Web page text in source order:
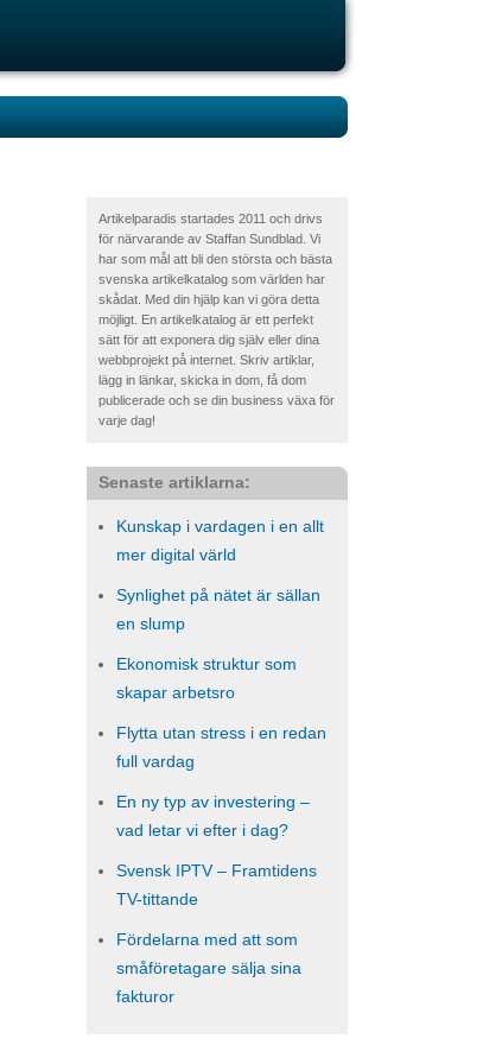
Artikelparadis startades 2011 och drivs
för närvarande av Staffan Sundblad. Vi
har som mål att bli den största och bästa
svenska artikelkatalog som världen har
skådat. Med din hjälp kan vi göra detta
möjligt. En artikelkatalog är ett perfekt
sätt för att exponera dig själv eller dina
webbprojekt på internet. Skriv artiklar,
lägg in länkar, skicka in dom, få dom
publicerade och se din business växa för
varje dag!
Senaste artiklarna:
Kunskap i vardagen i en allt
mer digital värld
Synlighet på nätet är sällan
en slump
Ekonomisk struktur som
skapar arbetsro
Flytta utan stress i en redan
full vardag
En ny typ av investering –
vad letar vi efter i dag?
Svensk IPTV – Framtidens
TV-tittande
Fördelarna med att som
småföretagare sälja sina
fakturor